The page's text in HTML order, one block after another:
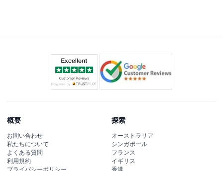
概要
お問い合わせ
私たちについて
よくある質問
利用規約
プライバシーポリシー
探索
オーストラリア
シンガポール
フランス
イギリス
香港